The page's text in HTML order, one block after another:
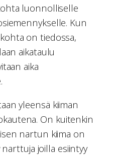
luonnolliselle
Kun
on tiedossa,
aikataulu
aika
yleensä kiiman
On kuitenkin
nartun kiima on
joilla esiintyy